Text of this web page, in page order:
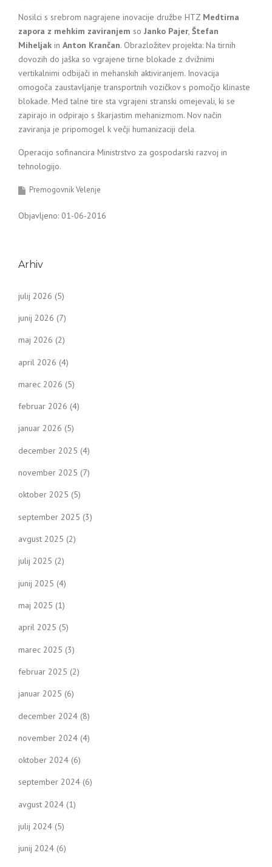
Nosilci s srebrom nagrajene inovacije družbe HTZ Medtirna
zapora z mehkim zaviranjem so Janko Pajer, Štefan
Miheljak in Anton Krančan. Obrazložitev projekta: Na tirnih
dovozih do jaška so vgrajene tirne blokade z dvižnimi
vertikalnimi odbijači in mehanskih aktiviranjem. Inovacija
omogoča zaustavljanje transportnih vozičkov s pomočjo klinaste
blokade. Med talne tire sta vgrajeni stranski omejevali, ki se
zapirajo in odpirajo s škarjastim mehanizmom. Nov način
zaviranja je pripomogel k večji humanizaciji dela.
Operacijo sofinancira Ministrstvo za gospodarski razvoj in
tehnologijo.
Premogovnik Velenje
Objavljeno: 01-06-2016
Arhiv
julij 2026 (5)
junij 2026 (7)
maj 2026 (2)
april 2026 (4)
marec 2026 (5)
februar 2026 (4)
januar 2026 (5)
december 2025 (4)
november 2025 (7)
oktober 2025 (5)
september 2025 (3)
avgust 2025 (2)
julij 2025 (2)
junij 2025 (4)
maj 2025 (1)
april 2025 (5)
marec 2025 (3)
februar 2025 (2)
januar 2025 (6)
december 2024 (8)
november 2024 (4)
oktober 2024 (6)
september 2024 (6)
avgust 2024 (1)
julij 2024 (5)
junij 2024 (6)